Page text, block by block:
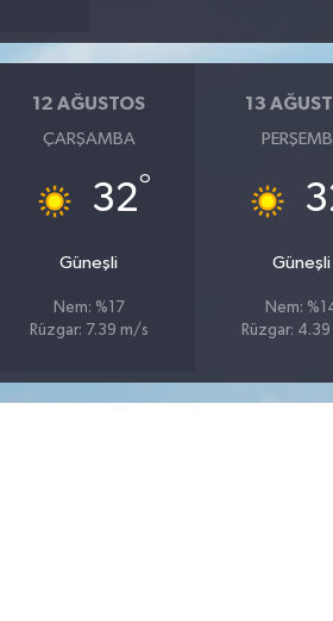
12 AĞUSTOS
ÇARŞAMBA
32°
Güneşli
Nem: %17
Rüzgar: 7.39 m/s
13
Güneşli
Nem:
Rüzgar: